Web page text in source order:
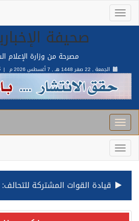
صحيفة
مصرحة من وزارة الإعلام
الجمعة , 22 صفر 1448 هـ , 7 أغسطس 2026 م |